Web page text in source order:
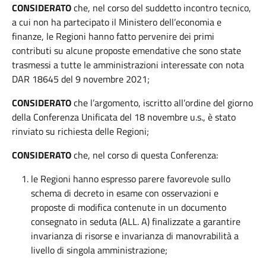
CONSIDERATOche, nel corso del suddetto incontro tecnico,
a cui non ha partecipato il Ministero dell’economia e
finanze, le Regioni hanno fatto pervenire dei primi
contributi su alcune proposte emendative che sono state
trasmessi a tutte le amministrazioni interessate con nota
DAR 18645 del 9 novembre 2021;
CONSIDERATOche l’argomento, iscritto all’ordine del giorno
della Conferenza Unificata del 18 novembre u.s., è stato
rinviato su richiesta delle Regioni;
CONSIDERATOche, nel corso di questa Conferenza:
le Regioni hanno espresso parere favorevole sullo
schema di decreto in esame con osservazioni e
proposte di modifica contenute in un documento
consegnato in seduta (ALL. A) finalizzate a garantire
invarianza di risorse e invarianza di manovrabilità a
livello di singola amministrazione;